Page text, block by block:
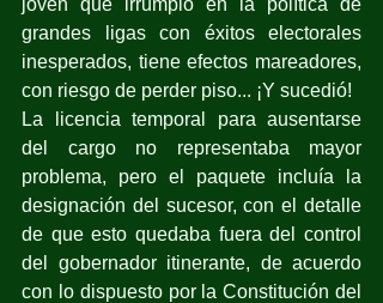
joven que irrumpió en la política de
grandes ligas con éxitos electorales
inesperados, tiene efectos mareadores,
con riesgo de perder piso... ¡Y sucedió!
La licencia temporal para ausentarse
del cargo no representaba mayor
problema, pero el paquete incluía la
designación del sucesor, con el detalle
de que esto quedaba fuera del control
del gobernador itinerante, de acuerdo
con lo dispuesto por la Constitución del